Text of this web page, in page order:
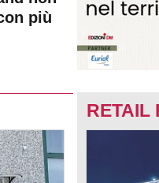
più
RETAIL